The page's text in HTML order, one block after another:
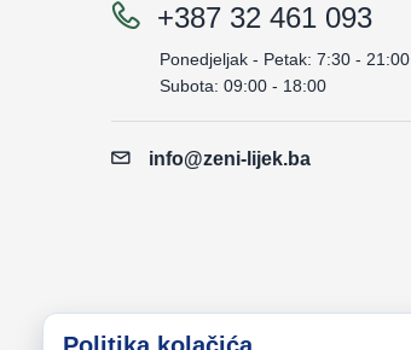
+387 32 461 093
Ponedjeljak - Petak: 7:30 - 21:00
Subota: 09:00 - 18:00
info@zeni-lijek.ba